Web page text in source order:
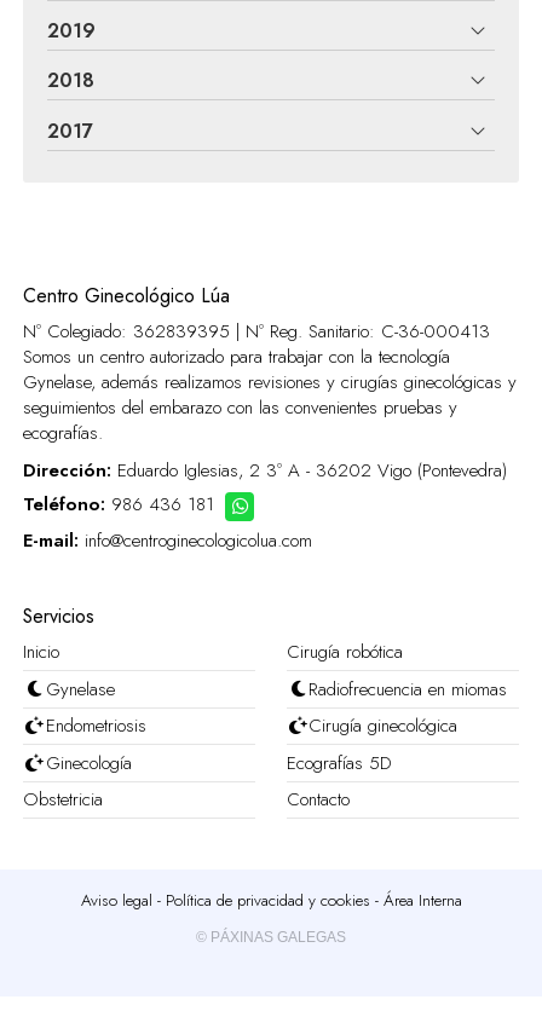
2019
2018
2017
Centro Ginecológico Lúa
Nº Colegiado: 362839395 | Nº Reg. Sanitario: C-36-000413
Somos un centro autorizado para trabajar con la tecnología
Gynelase, además realizamos revisiones y cirugías ginecológicas y
seguimientos del embarazo con las convenientes pruebas y
ecografías.
Dirección: Eduardo Iglesias, 2 3º A - 36202 Vigo (Pontevedra)
Teléfono: 986 436 181
E-mail: info@centroginecologicolua.com
Servicios
Inicio
Cirugía robótica
Gynelase
Radiofrecuencia en miomas
Endometriosis
Cirugía ginecológica
Ginecología
Ecografías 5D
Obstetricia
Contacto
Aviso legal - Política de privacidad y cookies - Área Interna
© PÁXINAS GALEGAS